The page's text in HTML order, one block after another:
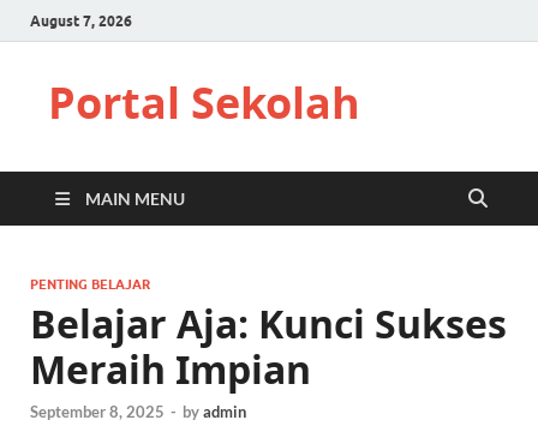
August 7, 2026
Portal Sekolah
MAIN MENU
PENTING BELAJAR
Belajar Aja: Kunci Sukses
Meraih Impian
September 8, 2025 - byadmin